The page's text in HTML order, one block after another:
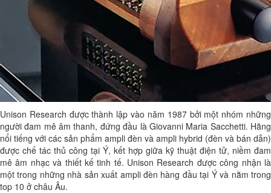
Unison Research được thành lập vào năm 1987 bởi một nhóm những
người đam mê âm thanh, đứng đầu là Giovanni Maria Sacchetti. Hãng
nổi tiếng với các sản phẩm ampli đèn và ampli hybrid (đèn và bán dẫn)
được chế tác thủ công tại Ý, kết hợp giữa kỹ thuật điện tử, niềm đam
mê âm nhạc và thiết kế tinh tế. Unison Research được công nhận là
một trong những nhà sản xuất ampli đèn hàng đầu tại Ý và nằm trong
top 10 ở châu Âu.